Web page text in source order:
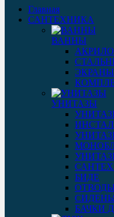
Главная
САНТЕХНИКА
ВАННЫ
УНИТАЗЫ
БИДЕ
БАЧКИ